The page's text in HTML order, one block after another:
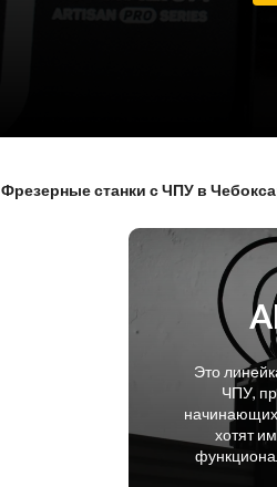
Фрезерные станки с ЧПУ в
Это
ЧПУ,
начинающих
хотят